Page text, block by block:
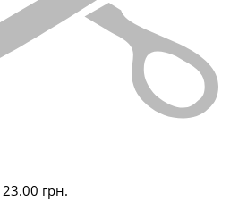
23.00 грн.